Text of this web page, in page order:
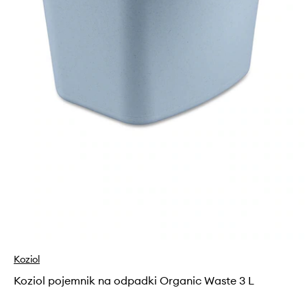
Koziol
Koziol pojemnik na odpadki Organic Waste 3 L